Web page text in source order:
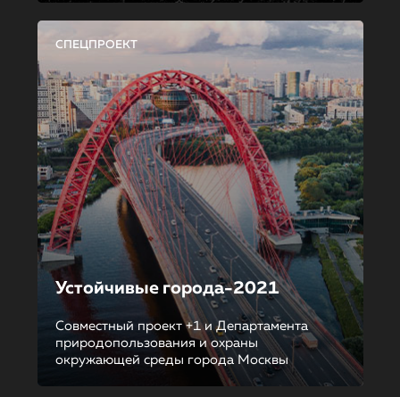
СПЕЦПРОЕКТ
Устойчивые города-2021
Совместный проект +1 и Департамента
природопользования и охраны
окружающей среды города Москвы